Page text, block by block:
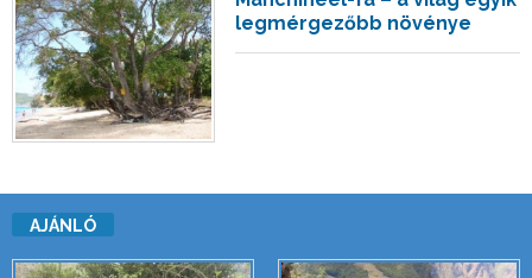
legmérgezőbb növénye
AJÁNLÓ